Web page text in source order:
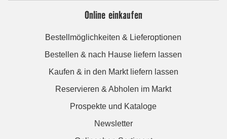
Online einkaufen
Bestellmöglichkeiten & Lieferoptionen
Bestellen & nach Hause liefern lassen
Kaufen & in den Markt liefern lassen
Reservieren & Abholen im Markt
Prospekte und Kataloge
Newsletter